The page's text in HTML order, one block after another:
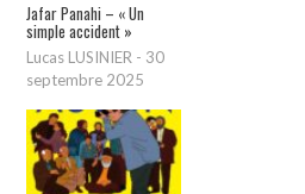
Jafar Panahi – « Un
simple accident »
Lucas LUSINIER - 30
septembre 2025